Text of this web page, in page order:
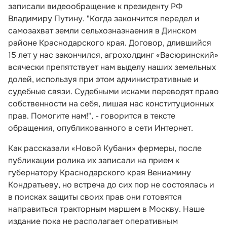
записали видеообращение к президенту РФ
Владимиру Путину. "Когда закончится передел и
самозахват земли сельхозназнаения в Динском
районе Краснодарского края. Договор, длившийся
15 лет у нас закончился, агрохолдинг «Васюринский»
всячески препятствует нам выделу наших земельных
долей, используя при этом административные и
судебные связи. Судебными исками переводят право
собственности на себя, лишая нас конституционных
прав. Помогите нам!", - говорится в тексте
обращения, опубликованного в сети Интернет.
Как рассказали «Новой Кубани» фермеры, после
публикации ролика их записали на прием к
губернатору Краснодарского края Вениамину
Кондратьеву, но встреча до сих пор не состоялась и
в поисках защиты своих прав они готовятся
направиться тракторным маршем в Москву. Наше
издание пока не располагает оперативным